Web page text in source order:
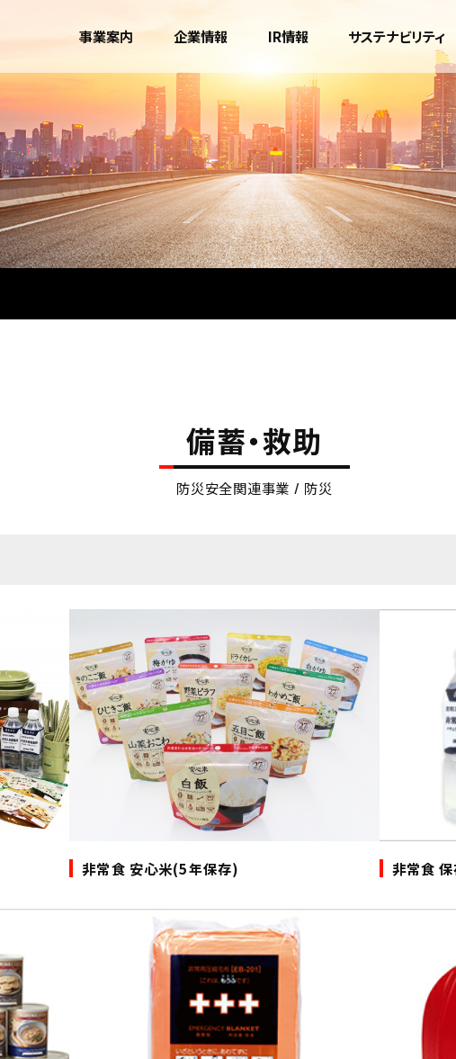
事業案内 企業情報 IR情報 サステナビリティ
備蓄・救助
防災安全関連事業 / 防災
非常食 安心米(5年保存) 非常食